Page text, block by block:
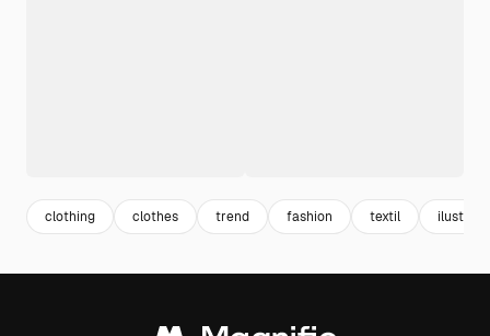
clothing clothes trend fashion textil